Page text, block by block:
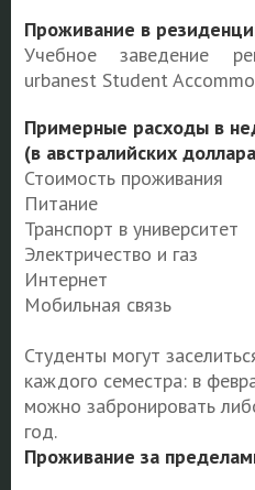
Проживание в
Учебное заведение
urbanest Student
Примерные расходы в
(в австралийских
Стоимость проживания
Питание
Транспорт в
Электричество и газ
Интернет
Мобильная связь
Студенты могут
каждого семестра: в
можно забронировать
год.
Проживание за